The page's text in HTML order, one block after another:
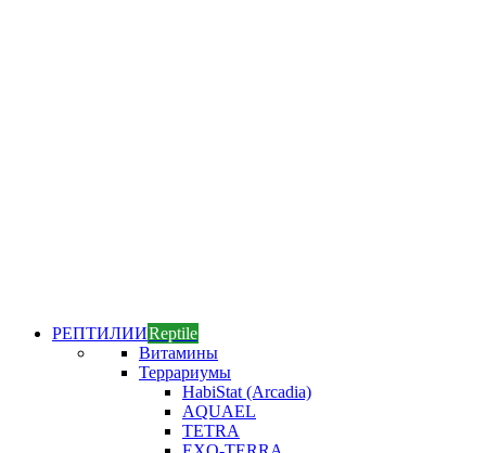
РЕПТИЛИИReptile
Витамины
Террариумы
HabiStat (Arcadia)
AQUAEL
TETRA